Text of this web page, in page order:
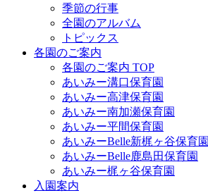
季節の行事
全園のアルバム
トピックス
各園のご案内
各園のご案内 TOP
あいみー溝口保育園
あいみー高津保育園
あいみー南加瀬保育園
あいみー平間保育園
あいみーBelle新梶ヶ谷保育園
あいみーBelle鹿島田保育園
あいみー梶ヶ谷保育園
入園案内